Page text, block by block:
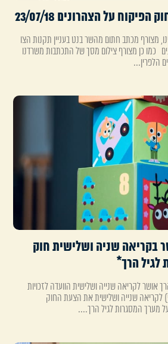
על הצהרונים 23/07/18
מצורף מכתב חתום מהשר בנט בעניין תקנות הצו
כמו כן מצורף צילום מסך של התכתבות משרדנו
הלפרין...
– *אושר בקריאה שניה ושלישית חוק
לגיל הרך*
אושר לקריאה שנייה ושלישית הוועדה לזכויות
לקריאה שנייה ושלישית את הצעת החוק
מערך המסגרות לגיל הרך....